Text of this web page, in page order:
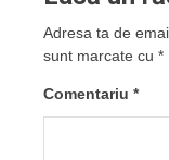
Adresa ta de
sunt marcate cu *
Comentariu *